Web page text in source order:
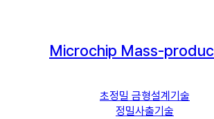
Microchip Mass-
초정밀 금형설계기술
정밀사출기술